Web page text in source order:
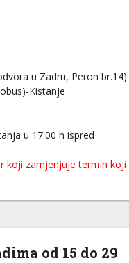
u Zadru, Peron br.14)
Kistanje
u 17:00 h ispred
koji zamjenjuje termin koji
od 15 do 29